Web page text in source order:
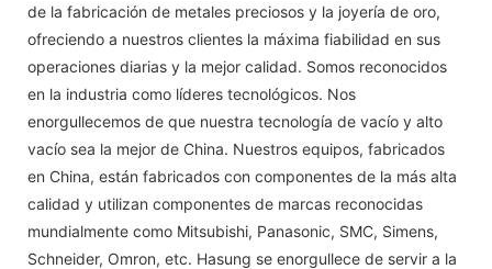
de la fabricación de metales preciosos y la joyería de oro,
ofreciendo a nuestros clientes la máxima fiabilidad en sus
operaciones diarias y la mejor calidad. Somos reconocidos
en la industria como líderes tecnológicos. Nos
enorgullecemos de que nuestra tecnología de vacío y alto
vacío sea la mejor de China. Nuestros equipos, fabricados
en China, están fabricados con componentes de la más alta
calidad y utilizan componentes de marcas reconocidas
mundialmente como Mitsubishi, Panasonic, SMC, Simens,
Schneider, Omron, etc. Hasung se enorgullece de servir a la